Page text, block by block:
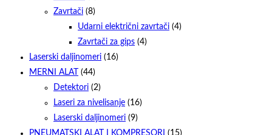
Zavrtači (8)
Udarni električni zavrtači (4)
Zavrtači za gips (4)
Laserski daljinomeri (16)
MERNI ALAT
(44)
Detektori (2)
Laseri za nivelisanje (16)
Laserski daljinomeri (9)
PNEUMATSKI ALAT I KOMPRESORI (15)